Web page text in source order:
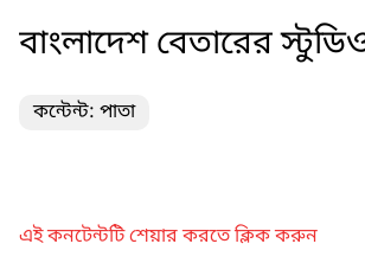
বাংলাদেশ বেতারের
কন্টেন্ট: পাতা
এই কনটেন্টটি শেয়ার করতে ক্লিক করুন